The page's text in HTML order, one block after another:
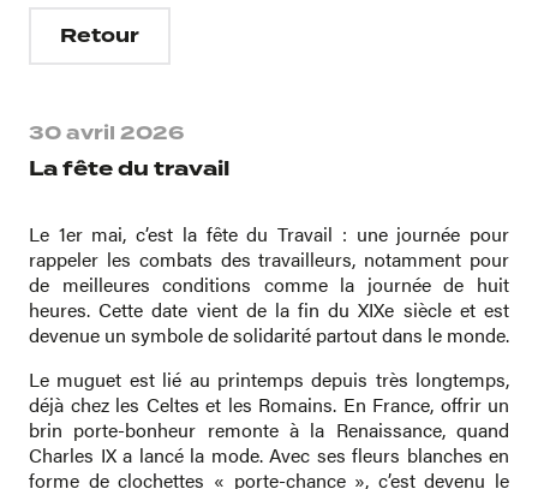
Retour
30 avril 2026
La fête du travail
Le 1er mai, c’est la fête du Travail : une journée pour
rappeler les combats des travailleurs, notamment pour
de meilleures conditions comme la journée de huit
heures. Cette date vient de la fin du XIXe siècle et est
devenue un symbole de solidarité partout dans le monde.
Le muguet est lié au printemps depuis très longtemps,
déjà chez les Celtes et les Romains. En France, offrir un
brin porte-bonheur remonte à la Renaissance, quand
Charles IX a lancé la mode. Avec ses fleurs blanches en
forme de clochettes « porte-chance », c’est devenu le